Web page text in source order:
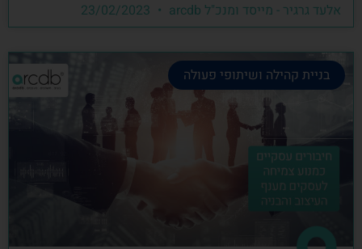
אלעד גרגיר - מייסד ומנכ"ל arcdb
בניית קהילה ושיתופי פעולה